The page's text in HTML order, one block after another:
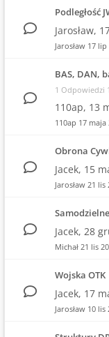
Podległość
Jarosław,
Jarosław 17 lip
BAS, DAN,
1 Odpowiedzi
110ap, 13
110ap 17 maja
Obrona
Jacek, 15
Jarosław 21 lis
Jacek, 28
Michał 21 lis
Wojska OTK
Jacek, 17
Jarosław 10 lis